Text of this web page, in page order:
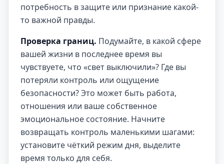
потребность в защите или признание какой-
то важной правды.
Проверка границ. Подумайте, в какой сфере
вашей жизни в последнее время вы
чувствуете, что «свет выключили»? Где вы
потеряли контроль или ощущение
безопасности? Это может быть работа,
отношения или ваше собственное
эмоциональное состояние. Начните
возвращать контроль маленькими шагами:
установите чёткий режим дня, выделите
время только для себя.